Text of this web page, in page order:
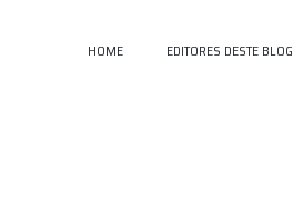
HOME EDITORES DESTE BLOG